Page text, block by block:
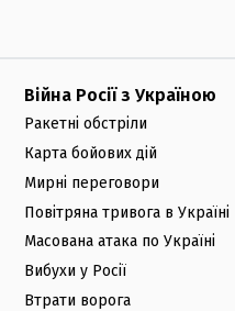
Війна Росії з Україною
Ракетні обстріли
Карта бойових дій
Мирні переговори
Повітряна тривога в Україні
Масована атака по Україні
Вибухи у Росії
Втрати ворога